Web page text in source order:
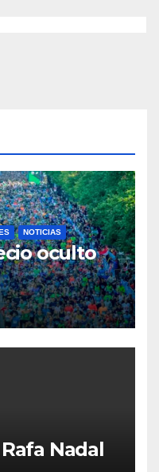
NOTICIAS
oculto
Nadal